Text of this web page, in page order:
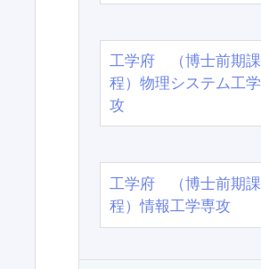
工学府 （博士前期課
程）物理システム工
攻
工学府 （博士前期課
程）情報工学専攻